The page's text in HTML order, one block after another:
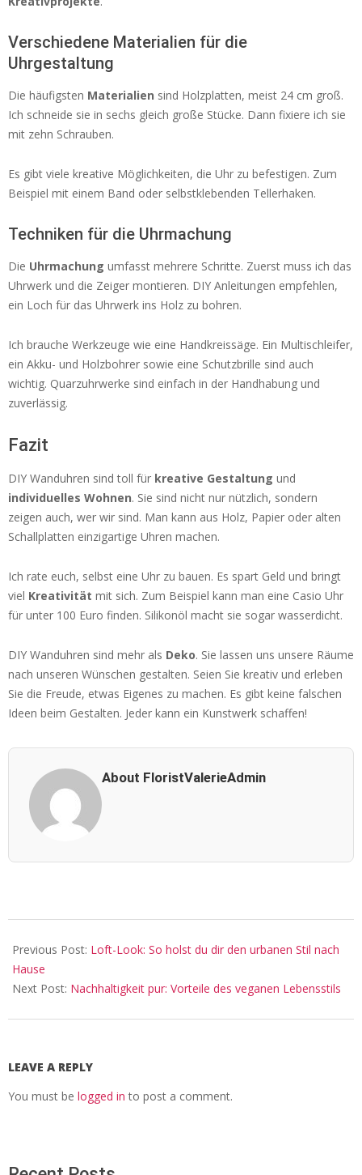
Verschiedene Materialien für die
Uhrgestaltung
Die häufigsten Materialien sind Holzplatten, meist 24 cm groß.
Ich schneide sie in sechs gleich große Stücke. Dann fixiere ich sie
mit zehn Schrauben.
Es gibt viele kreative Möglichkeiten, die Uhr zu befestigen. Zum
Beispiel mit einem Band oder selbstklebenden Tellerhaken.
Techniken für die Uhrmachung
Die Uhrmachung umfasst mehrere Schritte. Zuerst muss ich das
Uhrwerk und die Zeiger montieren. DIY Anleitungen empfehlen,
ein Loch für das Uhrwerk ins Holz zu bohren.
Ich brauche Werkzeuge wie eine Handkreissäge. Ein Multischleifer,
ein Akku- und Holzbohrer sowie eine Schutzbrille sind auch
wichtig. Quarzuhrwerke sind einfach in der Handhabung und
zuverlässig.
Fazit
DIY Wanduhren sind toll für kreative Gestaltung und
individuelles Wohnen. Sie sind nicht nur nützlich, sondern
zeigen auch, wer wir sind. Man kann aus Holz, Papier oder alten
Schallplatten einzigartige Uhren machen.
Ich rate euch, selbst eine Uhr zu bauen. Es spart Geld und bringt
viel Kreativität mit sich. Zum Beispiel kann man eine Casio Uhr
für unter 100 Euro finden. Silikonöl macht sie sogar wasserdicht.
DIY Wanduhren sind mehr als Deko. Sie lassen uns unsere Räume
nach unseren Wünschen gestalten. Seien Sie kreativ und erleben
Sie die Freude, etwas Eigenes zu machen. Es gibt keine falschen
Ideen beim Gestalten. Jeder kann ein Kunstwerk schaffen!
About FloristValerieAdmin
02-
15
Previous Post: Loft-Look: So holst du dir den urbanen Stil nach
Hause
Next Post: Nachhaltigkeit pur: Vorteile des veganen Lebensstils
LEAVE A REPLY
You must be logged in to post a comment.